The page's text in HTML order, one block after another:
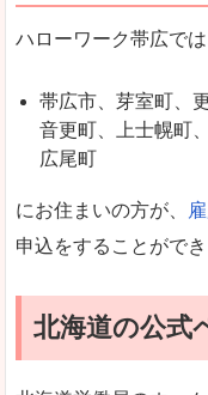
ハローワーク帯広では
帯広市、芽室町、
音更町、上士幌町
広尾町
にお住まいの方が、
申込をすることができ
北海道の公式